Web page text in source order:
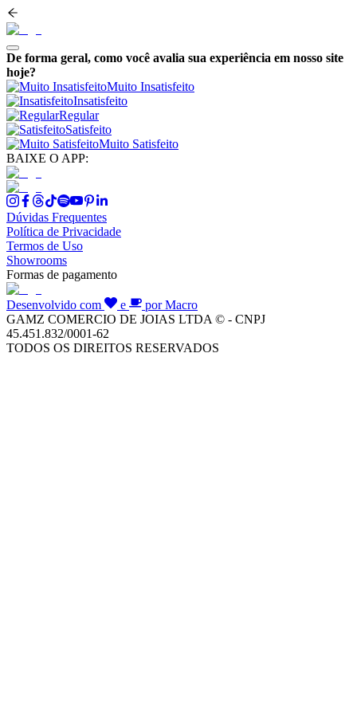
De forma geral, como você avalia sua experiência em nosso site
hoje?
Muito Insatisfeito
Insatisfeito
Regular
Satisfeito
Muito Satisfeito
BAIXE O APP:
Dúvidas Frequentes
Política de Privacidade
Termos de Uso
Showrooms
Formas de pagamento
Desenvolvido com e
por Macro
GAMZ COMERCIO DE JOIAS LTDA © - CNPJ
45.451.832/0001-62
TODOS OS DIREITOS RESERVADOS